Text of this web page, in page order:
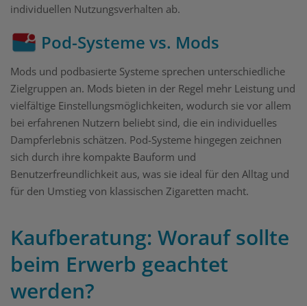
individuellen Nutzungsverhalten ab.
Pod-Systeme vs. Mods
Mods und podbasierte Systeme sprechen unterschiedliche
Zielgruppen an. Mods bieten in der Regel mehr Leistung und
vielfältige Einstellungsmöglichkeiten, wodurch sie vor allem
bei erfahrenen Nutzern beliebt sind, die ein individuelles
Dampferlebnis schätzen. Pod-Systeme hingegen zeichnen
sich durch ihre kompakte Bauform und
Benutzerfreundlichkeit aus, was sie ideal für den Alltag und
für den Umstieg von klassischen Zigaretten macht.
Kaufberatung: Worauf sollte
beim Erwerb geachtet
werden?